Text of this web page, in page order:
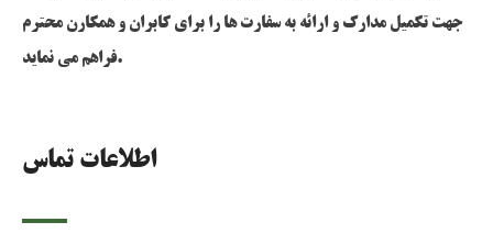
اطلاعات تماس
جهت تکمیل مدارک و ارائه به سفارت ها را برای کابران و همکارن محترم
فراهم می نماید.